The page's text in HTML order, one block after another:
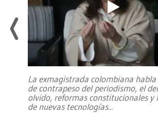
La exmagistrada colombiana
de contrapeso del periodismo, el
olvido, reformas constitucionales y
de nuevas tecnologías...